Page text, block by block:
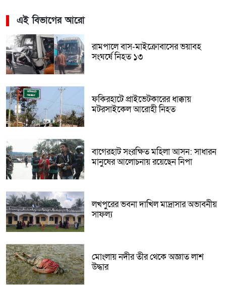
এই বিভাগের আরো
রামপালে বাস-মাইক্রোবাসের ভয়াবহ
সংঘর্ষে নিহত ১৩
ফকিরহাটে প্রাইভেটকারের ধাক্কায়
মটরসাইকেল আরোহী নিহত
বাগেরহাট সংরক্ষিত মহিলা আসন: সাধারন
মানুষের আলোচনায় রয়েছেন নিপা
লখপুরের ভবনা দাখিল মাদ্রাসার অভাবনীয়
সাফল্য
মোংলায় নদীর তীর থেকে অজ্ঞাত লাশ
উদ্ধার